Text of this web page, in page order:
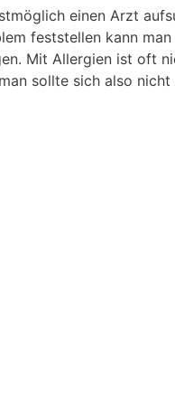
einen Arzt
feststellen kann
Mit Allergien ist oft
sollte sich also